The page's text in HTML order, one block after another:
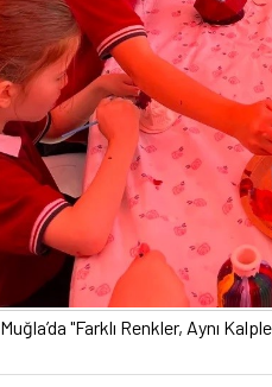
Muğla’da "Farklı Renkler, Aynı